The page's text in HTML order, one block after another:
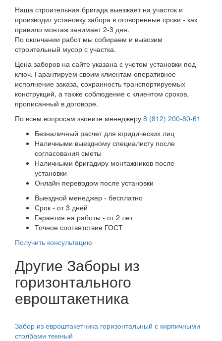
Наша строительная бригада выезжает на участок и
производит установку забора в оговоренные сроки - как
правило монтаж занимает 2-3 дня.
По окончании работ мы собираем и вывозим
строительный мусор с участка.
Цена заборов на сайте указана с учетом установки под
ключ. Гарантируем своим клиентам оперативное
исполнение заказа, сохранность транспортируемых
конструкций, а также соблюдение с клиентом сроков,
прописанный в договоре.
По всем вопросам звоните менеджеру 8 (812) 200-80-61
Безналичный расчет для юридических лиц
Наличными выездному специалисту после
согласования сметы
Наличными бригадиру монтажников после
установки
Онлайн переводом после установки
Выездной менеджер - бесплатно
Срок - от 3 дней
Гарантия на работы - от 2 лет
Точное соответствие ГОСТ
Получить консультацию
Другие Заборы из
горизонтального
евроштакетника
Забор из евроштакетника горизонтальный с кирпичными
столбами темный